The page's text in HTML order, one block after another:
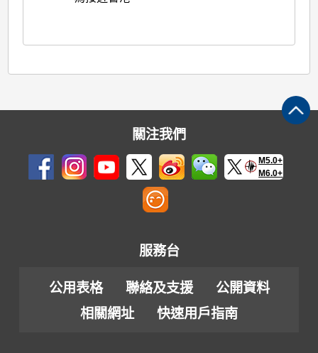
關注我們
M5.0+
M6.0+
服務台
公用表格 聯絡及支援
公開資料
相關網址
快速用戶指南